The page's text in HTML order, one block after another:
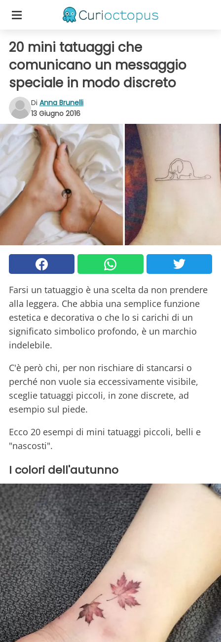
20 mini tatuaggi che
comunicano un messaggio
speciale in modo discreto
Di Anna Brunelli
13 Giugno 2016
Farsi un tatuaggio è una scelta da non prendere
alla leggera. Che abbia una semplice funzione
estetica e decorativa o che lo si carichi di un
significato simbolico profondo, è un marchio
indelebile.
C'è però chi, per non rischiare di stancarsi o
perché non vuole sia eccessivamente visibile,
sceglie tatuaggi piccoli, in zone discrete, ad
esempio sul piede.
Ecco 20 esempi di mini tatuaggi piccoli, belli e
"nascosti".
I colori dell'autunno